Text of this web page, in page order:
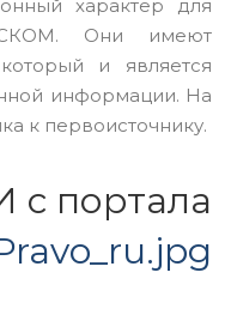
характер для
Они имеют
и является
информации. На
к первоисточнику.
портала